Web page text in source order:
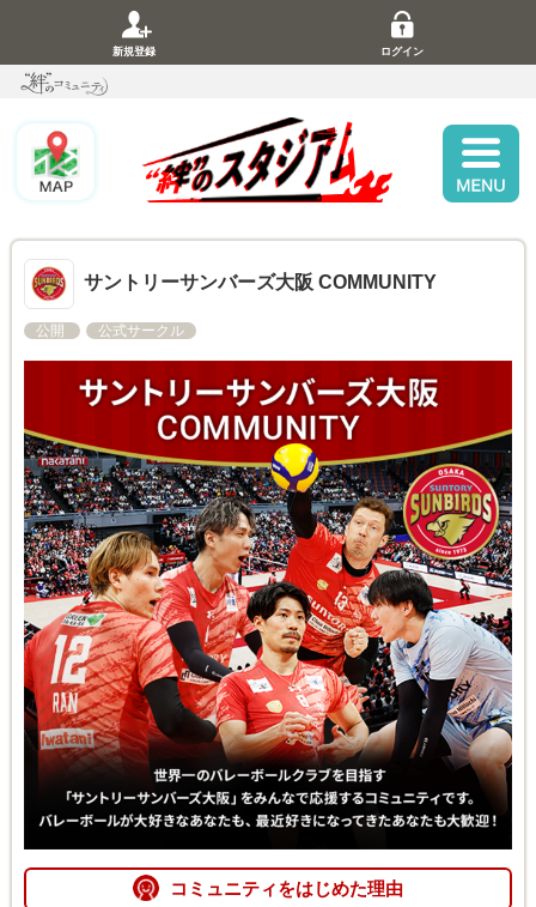
新規登録 ログイン
サントリーサンバーズ大阪 COMMUNITY
公開 公式サークル
コミュニティをはじめた理由